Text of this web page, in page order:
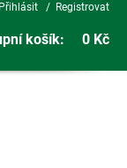
Přihlásit Registrovat
košík: 0 Kč